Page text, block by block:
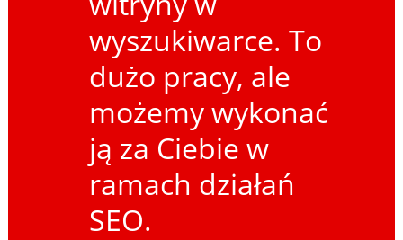
wyszukiwarce. To
dużo pracy, ale
możemy wykonać
ją za Ciebie w
ramach działań
SEO.